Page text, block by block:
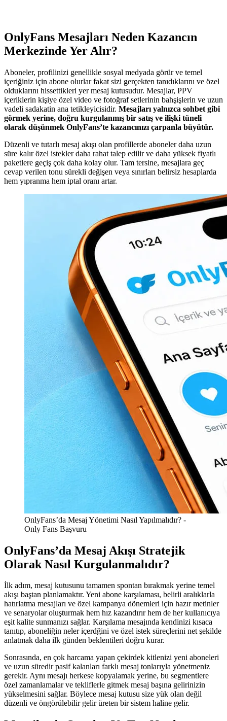
OnlyFans Mesajları Neden Kazancın
Merkezinde Yer Alır?
Aboneler, profilinizi genellikle sosyal medyada görür ve temel
içeriğiniz için abone olurlar fakat sizi gerçekten tanıdıklarını ve özel
olduklarını hissettikleri yer mesaj kutusudur. Mesajlar, PPV
içeriklerin kişiye özel video ve fotoğraf setlerinin bahşişlerin ve uzun
vadeli sadakatin ana tetikleyicisidir. Mesajları yalnızca sohbet gibi
görmek yerine, doğru kurgulanmış bir satış ve ilişki tüneli
olarak düşünmek OnlyFans’te kazancınızı çarpanla büyütür.
Düzenli ve tutarlı mesaj akışı olan profillerde aboneler daha uzun
süre kalır özel istekler daha rahat talep edilir ve daha yüksek fiyatlı
paketlere geçiş çok daha kolay olur. Tam tersine, mesajlara geç
cevap verilen tonu sürekli değişen veya sınırları belirsiz hesaplarda
hem yıpranma hem iptal oranı artar.
OnlyFans’da Mesaj Yönetimi Nasıl Yapılmalıdır? -
Only Fans Başvuru
OnlyFans’da Mesaj Akışı Stratejik
Olarak Nasıl Kurgulanmalıdır?
İlk adım, mesaj kutusunu tamamen spontan bırakmak yerine temel
akışı baştan planlamaktır. Yeni abone karşılaması, belirli aralıklarla
hatırlatma mesajları ve özel kampanya dönemleri için hazır metinler
ve senaryolar oluşturmak hem hız kazandırır hem de her kullanıcıya
eşit kalite sunmanızı sağlar. Karşılama mesajında kendinizi kısaca
tanıtıp, aboneliğin neler içerdğini ve özel istek süreçlerini net şekilde
anlatmak daha ilk günden beklentileri doğru kurar.
Sonrasında, en çok harcama yapan çekirdek kitlenizi yeni aboneleri
ve uzun süredir pasif kalanları farklı mesaj tonlarıyla yönetmeniz
gerekir. Aynı mesajı herkese kopyalamak yerine, bu segmentlere
özel zamanlamalar ve tekliflerle gitmek mesaj başına gelirinizin
yükselmesini sağlar. Böylece mesaj kutusu size yük olan değil
düzenli ve öngörülebilir gelir üreten bir sistem haline gelir.